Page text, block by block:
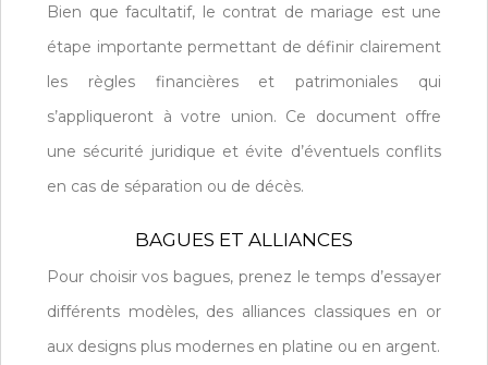
Bien que facultatif, le contrat de mariage est une
étape importante permettant de définir clairement
les règles financières et patrimoniales qui
s’appliqueront à votre union. Ce document offre
une sécurité juridique et évite d’éventuels conflits
en cas de séparation ou de décès.
BAGUES ET ALLIANCES
Pour choisir vos bagues, prenez le temps d’essayer
différents modèles, des alliances classiques en or
aux designs plus modernes en platine ou en argent.